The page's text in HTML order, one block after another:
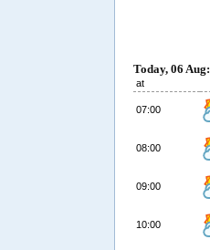
Today, 06 Aug:
at
07:00
08:00
09:00
10:00